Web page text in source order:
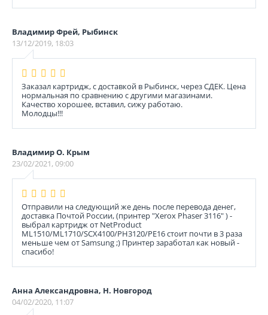
Владимир Фрей, Рыбинск
13/12/2019, 18:03
Заказал картридж, с доставкой в Рыбинск, через СДЕК. Цена
нормальная по сравнению с другими магазинами.
Качество хорошее, вставил, сижу работаю.
Молодцы!!!
Владимир О. Крым
23/02/2021, 09:00
Отправили на следующий же день после перевода денег,
доставка Почтой России, (принтер "Xerox Phaser 3116" ) -
выбрал картридж от NetProduct
ML1510/ML1710/SCX4100/PH3120/PE16 стоит почти в 3 раза
меньше чем от Samsung ;) Принтер заработал как новый -
спасибо!
Анна Александровна, Н. Новгород
04/02/2020, 11:07